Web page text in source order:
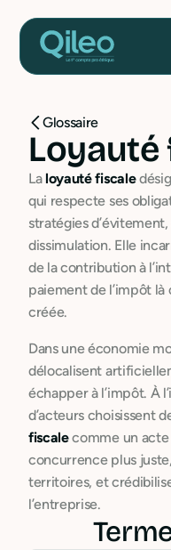
Glossaire
Loyauté
Laloyauté fiscale
qui respecte ses
stratégies
dissimulation. Elle
de la contribution à
paiement de l’impôt
créée.
Dans une économie
délocalisent
échapper à l’impôt. À
d’acteurs choisissent
fiscalecomme un acte
concurrence plus
territoires, et
l’entreprise.